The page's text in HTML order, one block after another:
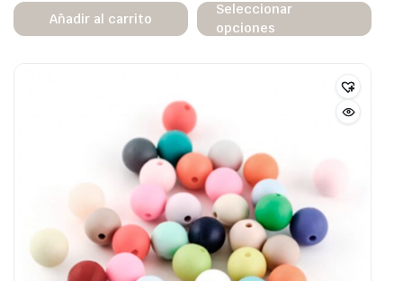
Añadir al carrito
Seleccionar
opciones